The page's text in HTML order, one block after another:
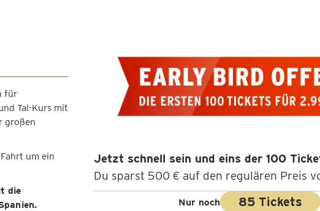
für
Tal-Kurs mit
großen
um ein
die
Jetzt schnell sein und eins der 100
Du sparst 500 € auf den regulären Preis
Nur noch 85 Tickets